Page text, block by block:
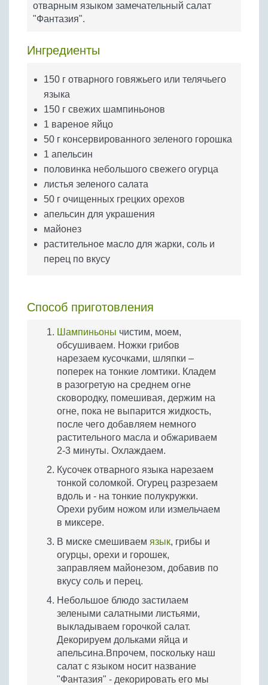
Бобовые
Яйца
отварным языком замечательный салат
"Фантазия".
Ингредиенты
150 г отварного говяжьего или телячьего
языка
150 г свежих шампиньонов
1 вареное яйцо
50 г консервированного зеленого горошка
1 апельсин
половинка небольшого свежего огурца
листья зеленого салата
50 г очищенных грецких орехов
апельсин для украшения
майонез
растительное масло для жарки, соль и
перец по вкусу
Способ приготовления
Шампиньоны чистим, моем,
обсушиваем. Ножки грибов
нарезаем кусочками, шляпки –
поперек на тонкие ломтики. Кладем
в разогретую на среднем огне
сковородку, помешивая, держим на
огне, пока не выпарится жидкость,
после чего добавляем немного
растительного масла и обжариваем
2-3 минуты. Охлаждаем.
Кусочек отварного языка нарезаем
тонкой соломкой. Огурец разрезаем
вдоль и - на тонкие полукружки.
Орехи рубим ножом или измельчаем
в миксере.
В миске смешиваем язык, грибы и
огурцы, орехи и горошек,
заправляем майонезом, добавив по
вкусу соль и перец.
Небольшое блюдо застилаем
зелеными салатными листьями,
выкладываем горочкой салат.
Декорируем дольками яйца и
апельсина.Впрочем, поскольку наш
салат с языком носит название
"Фантазия" - декорировать его мы